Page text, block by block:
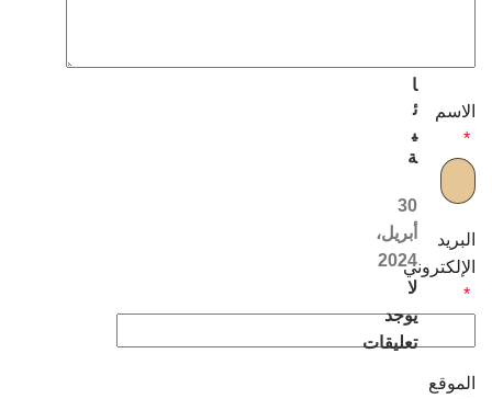
الاسم
*
البريد
الإلكتروني
*
الموقع
ا
ئ
ي
ة
30
أبريل،
2024
لا
يوجد
تعليقات